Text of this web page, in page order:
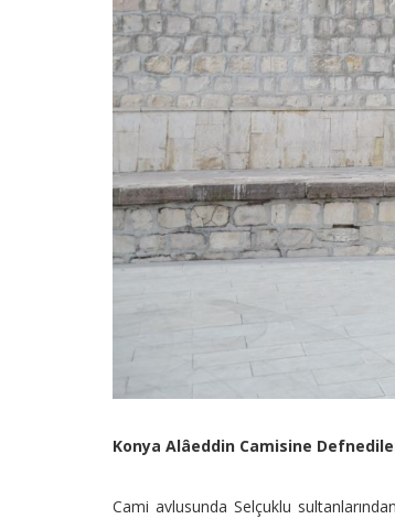
Konya Alâeddin Camisine
Cami avlusunda Selçuklu